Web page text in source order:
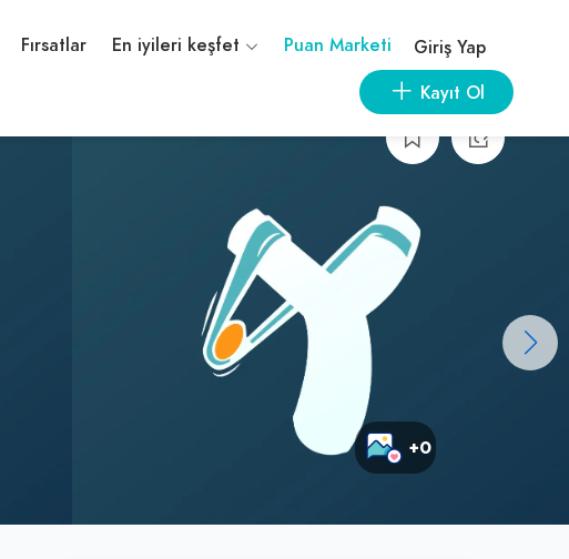
Fırsatlar En iyileri keşfet Puan Marketi
Giriş Yap
Kayıt Ol
+0